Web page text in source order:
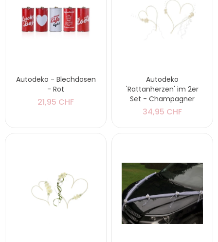
Autodeko - Blechdosen
- Rot
21,95 CHF
Autodeko
'Rattanherzen' im 2er
Set - Champagner
34,95 CHF